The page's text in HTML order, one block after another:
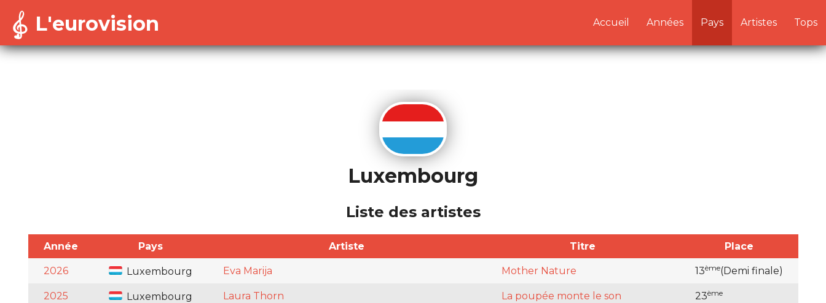
Warning
: Cannot modify header information - headers already sent by (output started at /home/dekoh/eurovision/pays.php:1) in
/home/dekoh/eurovision/includes/session-config.inc.php
L'eurovision Tops
Artistes
Pays
Années
Accueil
Luxembourg
Liste des artistes
Année Pays Artiste Titre Place
2026 Luxembourg Eva Marija Mother Nature 13ème(Demi finale)
2025 Luxembourg Laura Thorn La poupée monte le son 23ème